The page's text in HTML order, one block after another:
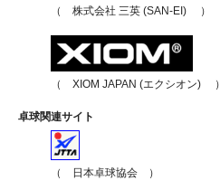
（ 株式会社 三英 (SAN-EI) ）
（ XIOM JAPAN (エクシオン) ）
卓球関連サイト
（ 日本卓球協会 ）